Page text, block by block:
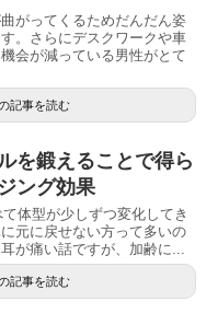
がってくるためだんだん姿
。さらにデスクワークや車
会が減っている男性がとて
記事を読む
を鍛えることで得ら
ング効果
体型が少しずつ変化してき
元に戻せない方って多いの
が痛い話ですが、加齢に...
記事を読む